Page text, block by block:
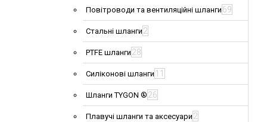
Повітроводи та вентиляційні шланги 69
Стальні шланги 2
PTFE шланги 28
Силіконові шланги 11
Шланги TYGON ® 26
Плавучі шланги та аксесуари 2